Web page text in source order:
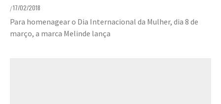
/17/02/2018
Para homenagear o Dia Internacional da Mulher, dia 8 de
março, a marca Melinde lança